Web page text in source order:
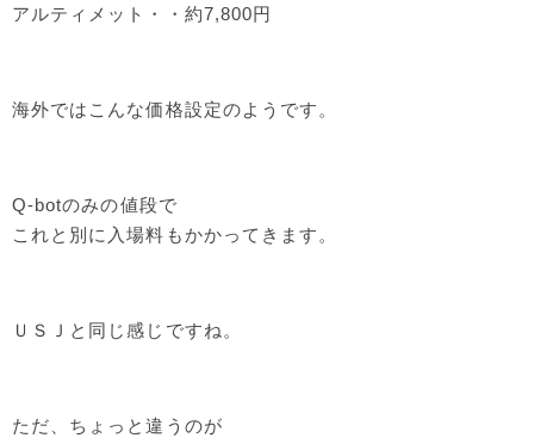
アルティメット・・約7,800円
海外ではこんな価格設定のようです。
Q-botのみの値段で
これと別に入場料もかかってきます。
ＵＳＪと同じ感じですね。
ただ、ちょっと違うのが